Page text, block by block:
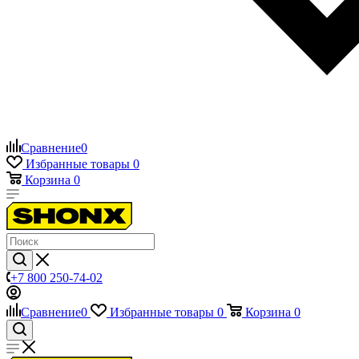
Сравнение0
Избранные товары 0
Корзина 0
+7 800 250-74-02
Сравнение0 Избранные товары 0 Корзина 0